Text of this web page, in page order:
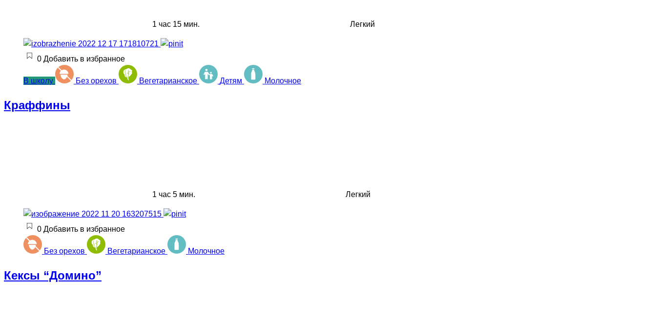
1 час 15 мин. Легкий
0 Добавить в избранное
В школу Без орехов Вегетарианское Детям Молочное
Краффины
1 час 5 мин. Легкий
0 Добавить в избранное
Без орехов Вегетарианское Молочное
Кексы “Домино”